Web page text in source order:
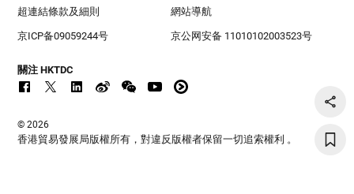
超連結條款及細則 網站導航
京ICP备09059244号 京公网安备 11010102003523号
關注 HKTDC
© 2026
香港貿易發展局版權所有，對違反版權者保留一切追索權利 。